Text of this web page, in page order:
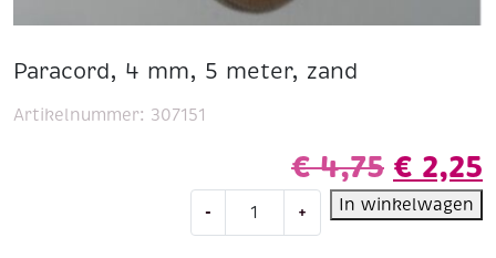
Paracord, 4 mm, 5 meter, zand
€4,75
prijs
€ 2,25
- + In winkelwagen
Artikelnummer: 307151